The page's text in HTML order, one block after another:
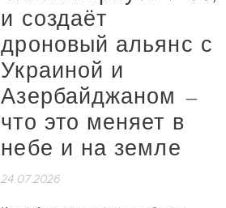
и создаёт
дроновый альянс с
Украиной и
Азербайджаном —
что это меняет в
небе и на земле
24.07.2026